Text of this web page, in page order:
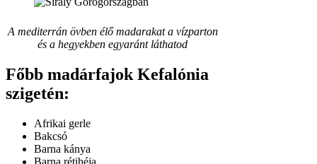
A mediterrán övben élő madarakat a vízparton
és a hegyekben egyaránt láthatod
Főbb madárfajok Kefalónia
szigetén:
Afrikai gerle
Bakcsó
Barna kánya
Barna rétihéja